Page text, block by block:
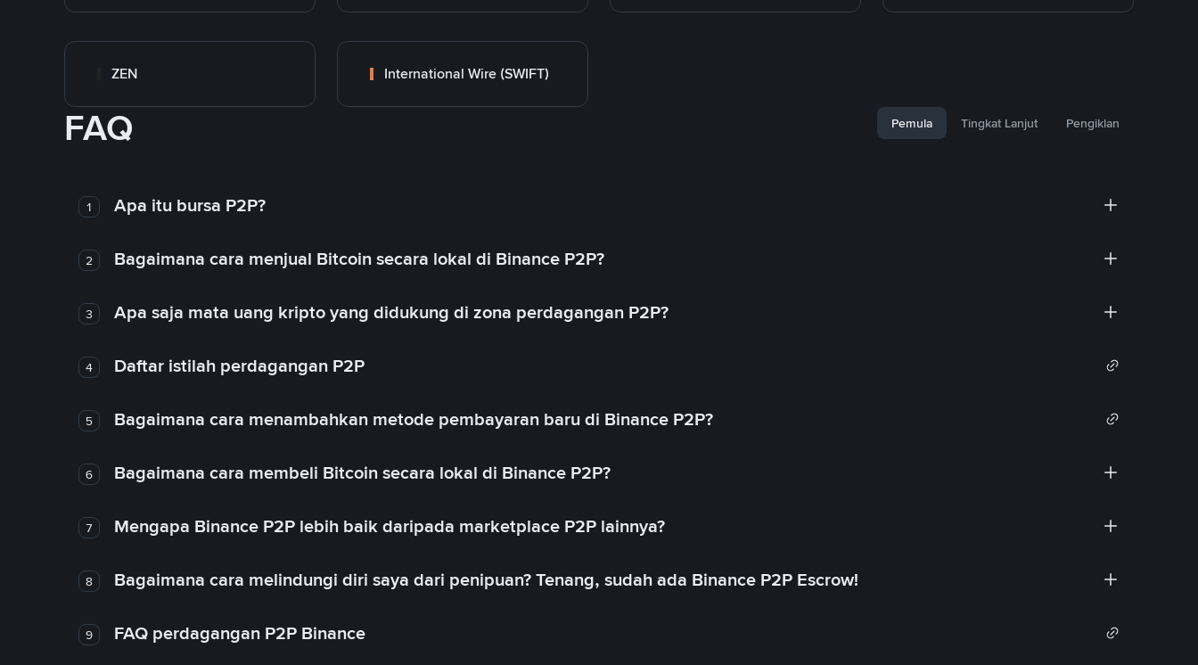
ZEN International Wire (SWIFT)
FAQ Pemula Tingkat Lanjut Pengiklan
1 Apa itu bursa P2P?
2 Bagaimana cara menjual Bitcoin secara lokal di Binance P2P?
3 Apa saja mata uang kripto yang didukung di zona perdagangan P2P?
4 Daftar istilah perdagangan P2P
5 Bagaimana cara menambahkan metode pembayaran baru di Binance P2P?
6 Bagaimana cara membeli Bitcoin secara lokal di Binance P2P?
7 Mengapa Binance P2P lebih baik daripada marketplace P2P lainnya?
8 Bagaimana cara melindungi diri saya dari penipuan? Tenang, sudah ada Binance P2P Escrow!
9 FAQ perdagangan P2P Binance